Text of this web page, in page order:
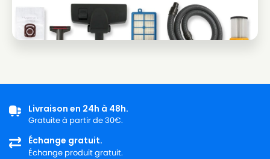
Livraison en 24h à 48h.
Gratuite à partir de 30€.
Échange gratuit.
Échange produit gratuit.